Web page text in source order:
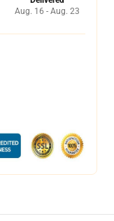
Aug. 16 - Aug. 23